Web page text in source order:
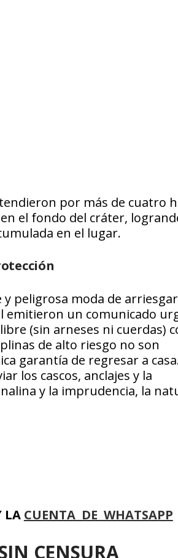
por más de cuatro
el fondo del cráter,
en el lugar.
peligrosa moda de
emitieron un comunicado
(sin arneses ni cuerdas)
de alto riesgo no son
garantía de regresar a
los cascos, anclajes y la
y la imprudencia, la
LA CUENTA DE WHATSAPP
CENSURA